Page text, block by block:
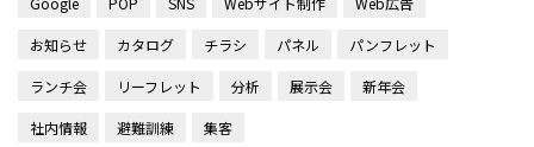
お知らせ カタログ チラシ パネル パンフレット
ランチ会 リーフレット 分析 展示会 新年会
社内情報 避難訓練 集客